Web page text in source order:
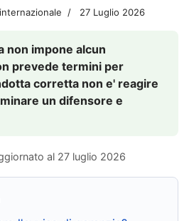
27 Luglio 2026
non impone alcun
prevede termini per
corretta non e' reagire
un difensore e
al 27 luglio 2026